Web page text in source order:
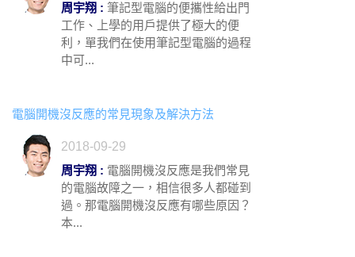
周宇翔 : 筆記型電腦的便攜性給出門
工作、上學的用戶提供了極大的便
利，單我們在使用筆記型電腦的過程
中可...
電腦開機沒反應的常見現象及解決方法
2018-09-29
周宇翔 : 電腦開機沒反應是我們常見
的電腦故障之一，相信很多人都碰到
過。那電腦開機沒反應有哪些原因？
本...